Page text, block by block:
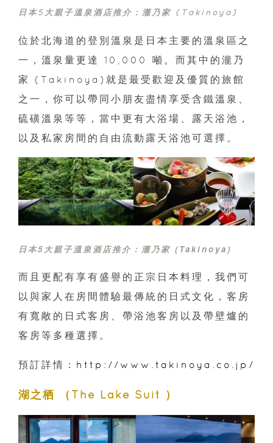
日本5大親子溫泉酒店推介：瀧乃家 (Takinoya)
位於北海道的登別溫泉是日本主要的溫泉區之
一，溫泉量更達 10,000 噸。而其中的瀧乃
家 (Takinoya)就是最受歡迎及優質的旅館
之一，你可以帶同小朋友盡情享受含鐵溫泉、
硫磺溫泉等等，當中更有大浴場、露天浴池，
以及私家房間的自由流動露天浴池可選擇。
日本5大親子溫泉酒店推介：瀧乃家 (Takinoya)
而且更配有享有盛譽的正宗日本料理，我們可
以與家人在房間體驗最傳統的日式文化，客房
有寬敞的日式客房、帶浴池客房以及帶壁爐的
客房等多種選擇。
預訂詳情： http://www.takinoya.co.jp/
湖之栖 （The Lake Suit ）